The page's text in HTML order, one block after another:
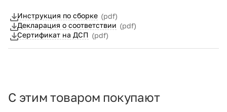
Инструкция по сборке (pdf)
Декларация о соответствии (pdf)
Сертификат на ДСП (pdf)
С этим товаром покупают